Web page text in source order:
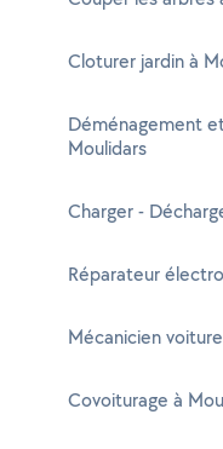
Cloturer jardin à
Déménagement
Moulidars
Charger -
Réparateur
Mécanicien
Covoiturage à